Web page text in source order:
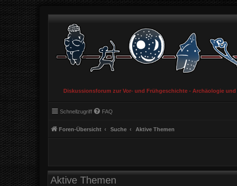
Diskussionsforum zur Vor- und Frühgeschichte - Archäologie
Schnellzugriff FAQ
Foren-Übersicht Suche Aktive Themen
Aktive Themen